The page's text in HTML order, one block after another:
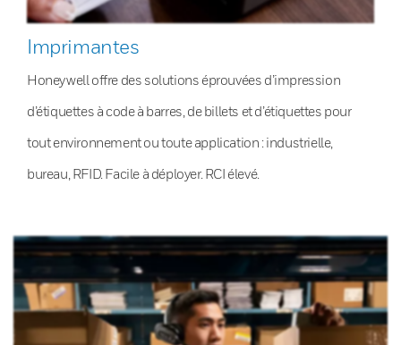
Imprimantes
Honeywell offre des solutions éprouvées d’impression
d’étiquettes à code à barres, de billets et d’étiquettes pour
tout environnement ou toute application : industrielle,
bureau, RFID. Facile à déployer. RCI élevé.